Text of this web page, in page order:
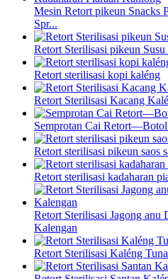
Mesin Retort pikeun Snacks
Spr...
Retort Sterilisasi pikeun
Retort sterilisasi kopi kaléng
Retort Sterilisasi Kacang
Semprotan Cai
Retort sterilisasi pikeun saos
Retort sterilisasi kadaharan
Retort Sterilisasi Jagong anu
Kalengan
Retort Sterilisasi Kaléng Tuna